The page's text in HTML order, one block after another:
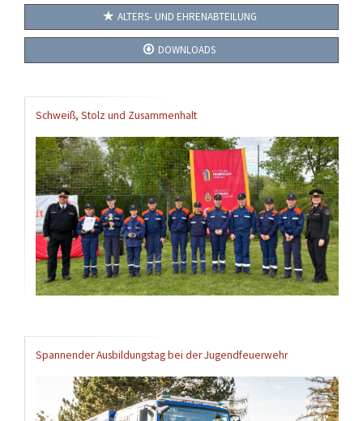
ALTERS- UND EHRENABTEILUNG
DOWNLOADS
Schweiß, Stolz und Zusammenhalt
Spannender Ausbildungstag bei der Jugendfeuerwehr